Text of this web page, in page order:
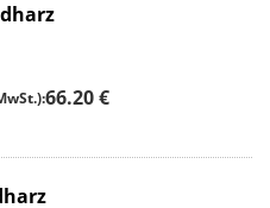
66.20 €